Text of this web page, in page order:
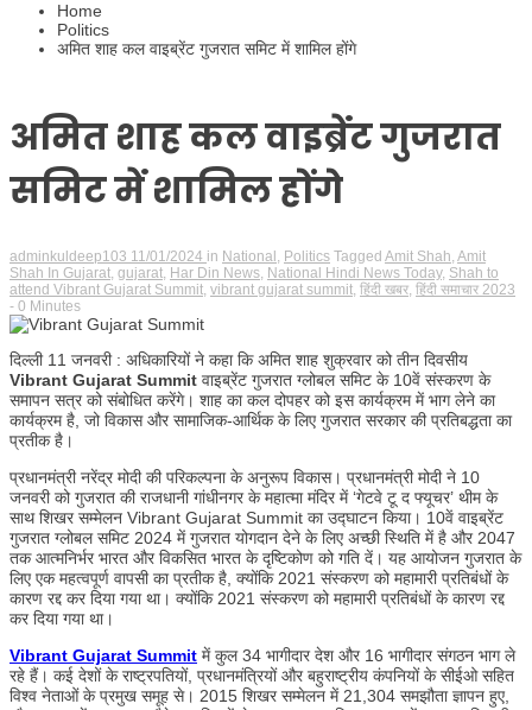
Home
Politics
अमित शाह कल वाइब्रेंट गुजरात समिट में शामिल होंगे
अमित शाह कल वाइब्रेंट गुजरात
समिट में शामिल होंगे
adminkuldeep103 11/01/2024 in National , Politics Tagged Amit Shah, Amit
Shah In Gujarat, gujarat, Har Din News, National Hindi News Today, Shah to
attend Vibrant Gujarat Summit, vibrant gujarat summit, हिंदी खबर, हिंदी समाचार 2023
- 0 Minutes
दिल्ली 11 जनवरी : अधिकारियों ने कहा कि अमित शाह शुक्रवार को तीन दिवसीय
Vibrant Gujarat Summit वाइब्रेंट गुजरात ग्लोबल समिट के 10वें संस्करण के
समापन सत्र को संबोधित करेंगे। शाह का कल दोपहर को इस कार्यक्रम में भाग लेने का
कार्यक्रम है, जो विकास और सामाजिक-आर्थिक के लिए गुजरात सरकार की प्रतिबद्धता का
प्रतीक है।
प्रधानमंत्री नरेंद्र मोदी की परिकल्पना के अनुरूप विकास। प्रधानमंत्री मोदी ने 10
जनवरी को गुजरात की राजधानी गांधीनगर के महात्मा मंदिर में ‘गेटवे टू द फ्यूचर’ थीम के
साथ शिखर सम्मेलन Vibrant Gujarat Summit का उद्घाटन किया। 10वें वाइब्रेंट
गुजरात ग्लोबल समिट 2024 में गुजरात योगदान देने के लिए अच्छी स्थिति में है और 2047
तक आत्मनिर्भर भारत और विकसित भारत के दृष्टिकोण को गति दें। यह आयोजन गुजरात के
लिए एक महत्वपूर्ण वापसी का प्रतीक है, क्योंकि 2021 संस्करण को महामारी प्रतिबंधों के
कारण रद्द कर दिया गया था। क्योंकि 2021 संस्करण को महामारी प्रतिबंधों के कारण रद्द
कर दिया गया था।
Vibrant Gujarat Summit में कुल 34 भागीदार देश और 16 भागीदार संगठन भाग ले
रहे हैं। कई देशों के राष्ट्रपतियों, प्रधानमंत्रियों और बहुराष्ट्रीय कंपनियों के सीईओ सहित
विश्व नेताओं के प्रमुख समूह से। 2015 शिखर सम्मेलन में 21,304 समझौता ज्ञापन हुए,